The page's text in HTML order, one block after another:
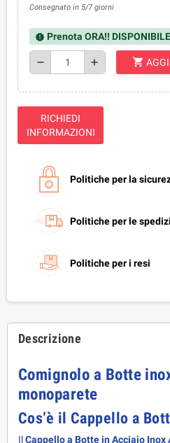
Consegnato in 5/7 giorni
new_releases Prenota ORA!!
remove add shopping_cart
RICHIEDI
INFORMAZIONI
Politiche per la
Politiche per le
Politiche per i resi
Descrizione
Comignolo a Botte
monoparete
Cos’è il Cappello a
Il Cappello a Botte in Acciaio Inox